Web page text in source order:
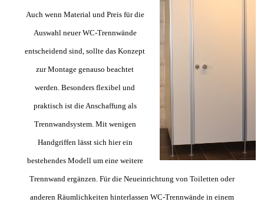
Auch wenn Material und Preis für die
Auswahl neuer WC-Trennwände
entscheidend sind, sollte das Konzept
zur Montage genauso beachtet
werden. Besonders flexibel und
praktisch ist die Anschaffung als
Trennwandsystem. Mit wenigen
Handgriffen lässt sich hier ein
bestehendes Modell um eine weitere
Trennwand ergänzen. Für die Neueinrichtung von Toiletten oder
anderen Räumlichkeiten hinterlassen WC-Trennwände in einem